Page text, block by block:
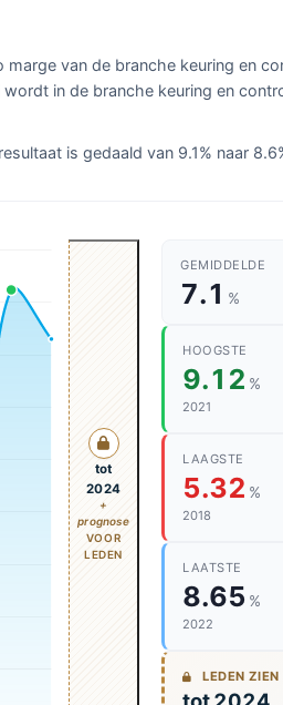
van de branche keuring en
in de branche keuring en
is gedaald van 9.1% naar
tot
2024
+
prognose
VOOR
LEDEN
GEMIDDELDE
7.1 %
HOOGSTE
9.12 %
2021
LAAGSTE
5.32 %
2018
LAATSTE
8.65 %
2022
LEDEN ZIEN